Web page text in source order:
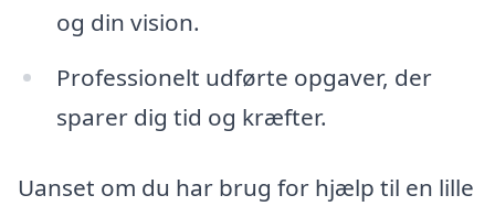
og din vision.
Professionelt udførte opgaver, der
sparer dig tid og kræfter.
Uanset om du har brug for hjælp til en lille